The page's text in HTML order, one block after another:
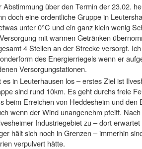
Abstimmung über den Termin der 23.02.
doch eine ordentliche Gruppe in
unter 0°C und ein ganz klein wenig
mit warmen Getränken
4 Stellen an der Strecke versorgt.
des Energierriegels wenn er
Versorgungstationen.
in Leuterhausen los – erstes Ziel ist
sind rund 10km. Es geht durchs freie
beim Erreichen von Heddesheim und
wenn der Wind unangenehm pfeift.
Industriegebiet zu – dort
hält sich noch in Grenzen – immerhin
verpulvert hätte.